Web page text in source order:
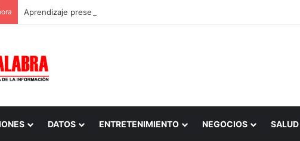
Aprendizaje presencial vs. por internet
DATOS ENTRETENIMIENTO NEGOCIOS SALUD